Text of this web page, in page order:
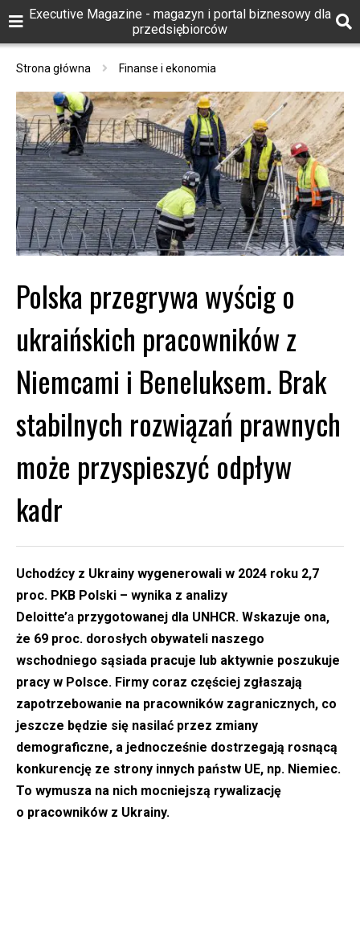
Executive Magazine - magazyn i portal biznesowy dla
przedsiębiorców
Strona główna Finanse i ekonomia
Polska przegrywa wyścig o
ukraińskich pracowników z
Niemcami i Beneluksem. Brak
stabilnych rozwiązań prawnych
może przyspieszyć odpływ
kadr
Uchodźcy z Ukrainy wygenerowali w 2024 roku 2,7
proc. PKB Polski – wynika z analizy
Deloitte’a przygotowanej dla UNHCR. Wskazuje ona,
że 69 proc. dorosłych obywateli naszego
wschodniego sąsiada pracuje lub aktywnie poszukuje
pracy w Polsce. Firmy coraz częściej zgłaszają
zapotrzebowanie na pracowników zagranicznych, co
jeszcze będzie się nasilać przez zmiany
demograficzne, a jednocześnie dostrzegają rosnącą
konkurencję ze strony innych państw UE, np. Niemiec.
To wymusza na nich mocniejszą rywalizację
o pracowników z Ukrainy.